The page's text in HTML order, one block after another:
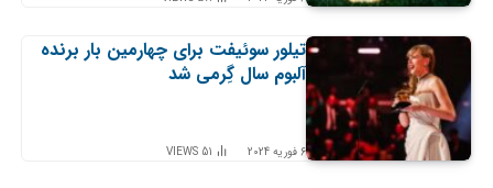
تیلور سوئیفت برای چهارمین بار برنده
آلبوم سال گِرمی شد
6 فوریه 2024 51
VIEWS